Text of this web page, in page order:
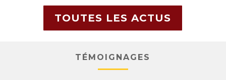
TOUTES LES ACTUS
TÉMOIGNAGES